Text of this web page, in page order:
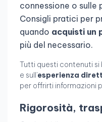
connessione o sulle
Consigli pratici per
quando acquisti un
più del necessario.
Tutti questi contenuti si
e sull'esperienza
per offrirti informazioni
Rigorosità,